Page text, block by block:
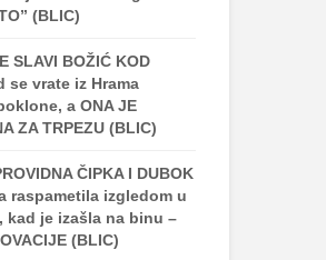
(BLIC)
SLAVI BOŽIĆ KOD
se vrate iz Hrama
a ONA JE
ZA TRPEZU (BLIC)
ČIPKA I DUBOK
raspametila izgledom u
kad je izašla na binu –
(BLIC)